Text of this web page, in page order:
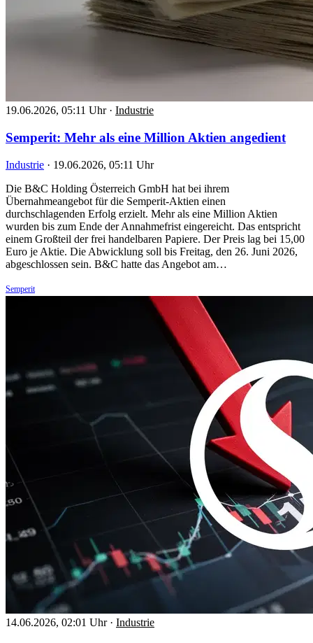
19.06.2026, 05:11 Uhr · Industrie
Semperit: Mehr als eine Million Aktien angedient
Industrie · 19.06.2026, 05:11 Uhr
Die B&C Holding Österreich GmbH hat bei ihrem
Übernahmeangebot für die Semperit-Aktien einen
durchschlagenden Erfolg erzielt. Mehr als eine Million Aktien
wurden bis zum Ende der Annahmefrist eingereicht. Das entspricht
einem Großteil der frei handelbaren Papiere. Der Preis lag bei 15,00
Euro je Aktie. Die Abwicklung soll bis Freitag, den 26. Juni 2026,
abgeschlossen sein. B&C hatte das Angebot am…
Semperit
14.06.2026, 02:01 Uhr · Industrie